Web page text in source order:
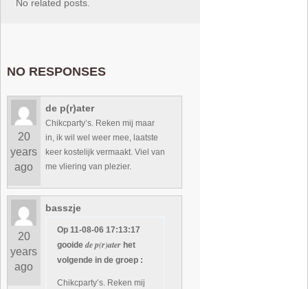
No related posts.
NO RESPONSES
20
years
ago
de p(r)ater
Chikcparty’s. Reken mij maar
in, ik wil wel weer mee, laatste
keer kostelijk vermaakt. Viel van
me vliering van plezier.
20
years
ago
basszje
Op 11-08-06 17:13:17
gooidede p(r)ater het
volgende in de groep :
Chikcparty’s. Reken mij